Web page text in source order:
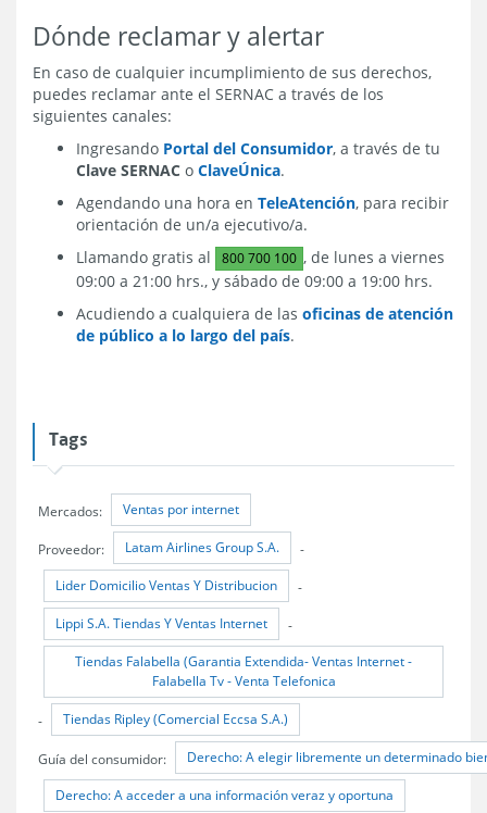
Dónde reclamar y alertar
En caso de cualquier incumplimiento de sus derechos,
puedes reclamar ante el SERNAC a través de los
siguientes canales:
Ingresando Portal del Consumidor, a través de tu
Clave SERNAC o ClaveÚnica.
Agendando una hora en TeleAtención, para recibir
orientación de un/a ejecutivo/a.
Llamando gratis al
800 700 100 , de lunes a viernes
09:00 a 21:00 hrs., y sábado de 09:00 a 19:00 hrs.
Acudiendo a cualquiera de las oficinas de atención
de público a lo largo del país.
Tags
Mercados: Ventas por internet
Proveedor: Latam Airlines Group S.A. -
Lider Domicilio Ventas Y Distribucion -
Lippi S.A. Tiendas Y Ventas Internet -
Tiendas Falabella (Garantia Extendida- Ventas Internet -
Falabella Tv - Venta Telefonica
- Tiendas Ripley (Comercial Eccsa S.A.)
Guía del consumidor: Derecho: A elegir libremente un determinado
Derecho: A acceder a una información veraz y oportuna